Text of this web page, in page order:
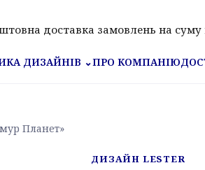
доставка замовлень на суму
ДИЗАЙНІВ ⌄ПРО КОМПАНІЮ
Планет»
ДИЗАЙН LESTER